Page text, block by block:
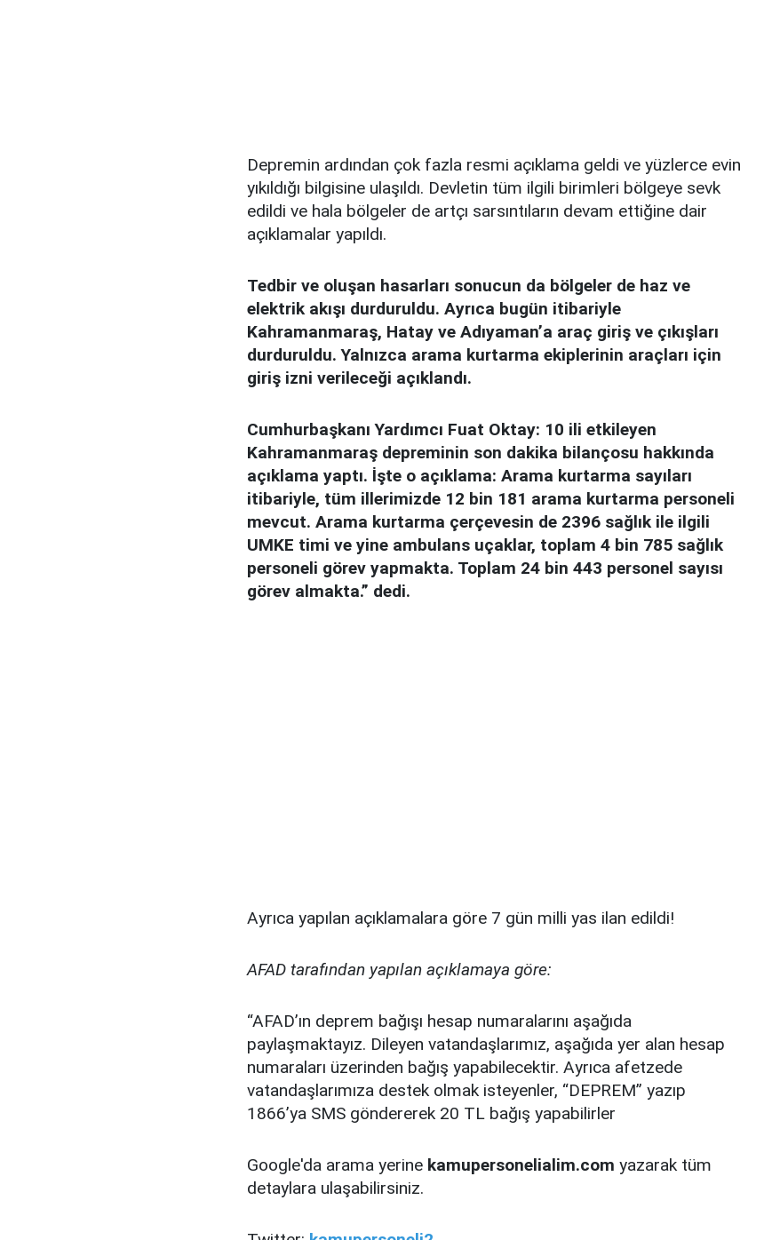
Depremin ardından çok fazla resmi açıklama geldi ve yüzlerce evin
yıkıldığı bilgisine ulaşıldı. Devletin tüm ilgili birimleri bölgeye sevk
edildi ve hala bölgeler de artçı sarsıntıların devam ettiğine dair
açıklamalar yapıldı.
Tedbir ve oluşan hasarları sonucun da bölgeler de haz ve
elektrik akışı durduruldu. Ayrıca bugün itibariyle
Kahramanmaraş, Hatay ve Adıyaman’a araç giriş ve çıkışları
durduruldu. Yalnızca arama kurtarma ekiplerinin araçları için
giriş izni verileceği açıklandı.
Cumhurbaşkanı Yardımcı Fuat Oktay: 10 ili etkileyen
Kahramanmaraş depreminin son dakika bilançosu hakkında
açıklama yaptı. İşte o açıklama: Arama kurtarma sayıları
itibariyle, tüm illerimizde 12 bin 181 arama kurtarma personeli
mevcut. Arama kurtarma çerçevesin de 2396 sağlık ile ilgili
UMKE timi ve yine ambulans uçaklar, toplam 4 bin 785 sağlık
personeli görev yapmakta. Toplam 24 bin 443 personel sayısı
görev almakta.” dedi.
Ayrıca yapılan açıklamalara göre 7 gün milli yas ilan edildi!
AFAD tarafından yapılan açıklamaya göre:
“AFAD’ın deprem bağışı hesap numaralarını aşağıda
paylaşmaktayız. Dileyen vatandaşlarımız, aşağıda yer alan hesap
numaraları üzerinden bağış yapabilecektir. Ayrıca afetzede
vatandaşlarımıza destek olmak isteyenler, “DEPREM” yazıp
1866’ya SMS göndererek 20 TL bağış yapabilirler
Google'da arama yerine kamupersonelialim.com yazarak tüm
detaylara ulaşabilirsiniz.